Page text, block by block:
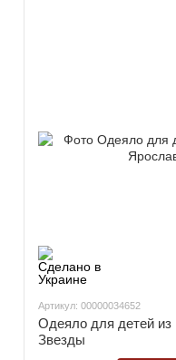
Артикул: 00000034652
Одеяло для детей из
Звезды